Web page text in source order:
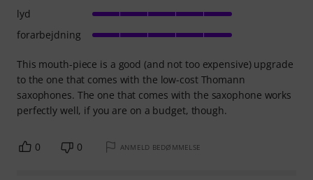
This mouth-piece is a good (and not too expensive) upgrade
to the one that comes with the low-cost Thomann
saxophones. The one that comes with the saxophone works
perfectly well, if you are on a budget, though.
lyd
forarbejdning
0 0 ANMELD BEDØMMELSE